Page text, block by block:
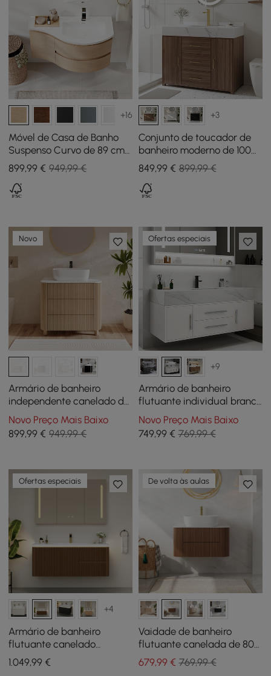
+16
Móvel de Casa de Banho
Suspenso Curvo de 89 cm
com Lavatório e
Arrumação
899,99 € 949,99 €
+3
Conjunto de toucador de
banheiro moderno de 1000
mm com tampo de pedra
sinterizada de nogueira
849,99€ 899,99 €
Novo
Armário de banheiro
independente canelado de
81 cm (32 polegadas) com
pia de cuba, 3 gavetas,
tampo de pedra
Novo Preço Mais Baixo
899,99 € 949,99 €
Ofertas especiais
+9
Armário de banheiro
flutuante individual branco
moderno de 99 cm com
tampo de pedra
sinterizada e pia
Novo Preço Mais Baixo
749,99€ 769,99 €
Ofertas especiais
+4
Armário de banheiro
flutuante canelado
moderno de 119 cm com pia,
LED suave e amplo
1.049,99 €
De volta às aulas
Vaidade de banheiro
flutuante canelada de 800
mm com tampo de pedra
sinterizada de bacia única
679,99€ 769,99 €